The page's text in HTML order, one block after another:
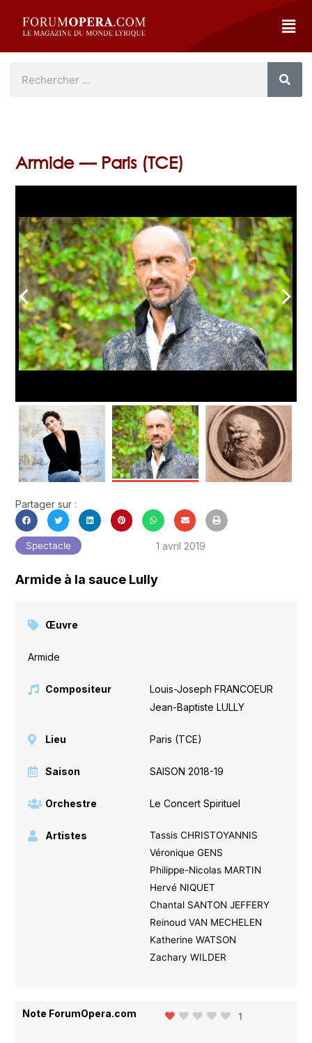
Armide — Paris (TCE)
arrow_back_ios arrow_forward_ios
Partager sur :
Spectacle 1 avril 2019
Armide à la sauce Lully
Œuvre
Armide
Compositeur Louis-Joseph FRANCOEUR
Jean-Baptiste LULLY
Lieu Paris (TCE)
Saison SAISON 2018-19
Orchestre Le Concert Spirituel
Artistes
Tassis CHRISTOYANNIS
Véronique GENS
Philippe-Nicolas MARTIN
Hervé NIQUET
Chantal SANTON JEFFERY
Reinoud VAN MECHELEN
Katherine WATSON
Zachary WILDER
Note ForumOpera.com 1